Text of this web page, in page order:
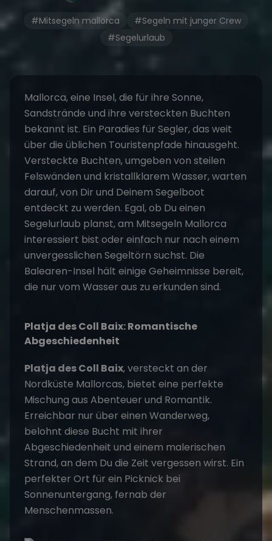
#Mitsegeln mallorca
#Segeln mit junger Crew
#Segelurlaub
Mallorca, eine Insel, die für ihre Sonne,
Sandstrände und ihre versteckten Buchten
bekannt ist. Ein Paradies für Segler, das weit
über die üblichen Touristenpfade hinausgeht.
Versteckte Buchten, umgeben von steilen
Felswänden und kristallklarem Wasser, warten
darauf, von Dir und Deinem Segelboot
entdeckt zu werden. Egal, ob Du einen
Segelurlaub planst, am Mitsegeln Mallorca
interessiert bist oder einfach nur nach einem
unvergesslichen Segeltörn suchst. Die
Balearen-Insel hält einige Geheimnisse bereit,
die nur vom Wasser aus zu erkunden sind.
Platja des Coll Baix: Romantische
Abgeschiedenheit
Platja des Coll Baix, versteckt an der
Nordküste Mallorcas, bietet eine perfekte
Mischung aus Abenteuer und Romantik.
Erreichbar nur über einen Wanderweg,
belohnt diese Bucht mit ihrer
Abgeschiedenheit und einem malerischen
Strand, an dem Du die Zeit vergessen wirst. Ein
perfekter Ort für ein Picknick bei
Sonnenuntergang, fernab der
Menschenmassen​​.